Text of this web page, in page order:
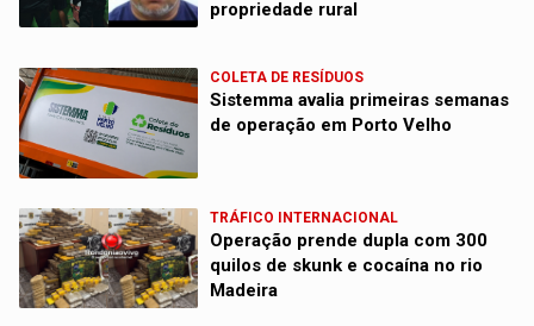
propriedade rural
COLETA DE RESÍDUOS
Sistemma avalia primeiras semanas
de operação em Porto Velho
TRÁFICO INTERNACIONAL
Operação prende dupla com 300
quilos de skunk e cocaína no rio
Madeira